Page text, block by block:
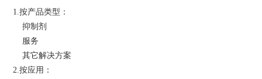
1.按产品类型：
抑制剂
服务
其它解决方案
2.按应用：